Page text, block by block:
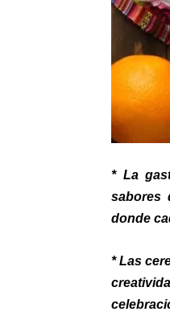
* La
sabores
donde
*Las